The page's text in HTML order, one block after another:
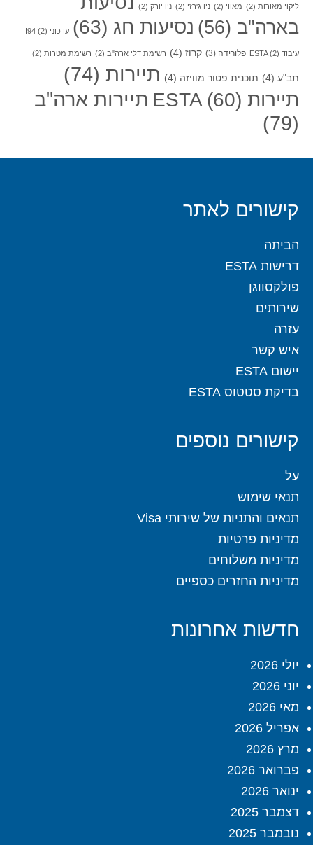
ליקוי מאורות (2) מאווי (2) ניו ג'רזי (2) ניו יורק (2)
בארה"ב (56) נסיעות חג (63) עדכוני I94 (2)
עיבוד ESTA (2) פלורידה (3) קרוז (4) רשימת דלי ארה"ב (2) רשימת מטרות (2)
תב"ע (4) תוכנית פטור מוויזה (4) תיירות (74)
תיירות ESTA (60)
תיירות ארה"ב
(79)
קישורים לאתר
הביתה
דרישות ESTA
פולקסווגן
שירותים
עזרה
איש קשר
יישום ESTA
בדיקת סטטוס ESTA
קישורים נוספים
על
תנאי שימוש
תנאים והתניות של שירותי Visa
מדיניות פרטיות
מדיניות משלוחים
מדיניות החזרים כספיים
חדשות אחרונות
יולי 2026
יוני 2026
מאי 2026
אפריל 2026
מרץ 2026
פברואר 2026
ינואר 2026
דצמבר 2025
נובמבר 2025